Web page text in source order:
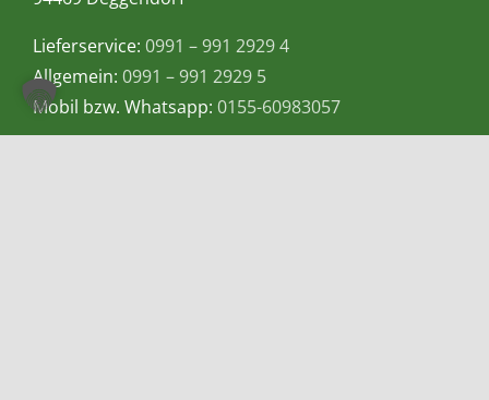
Lieferservice: 0991 – 991 2929 4
Allgemein: 0991 – 991 2929 5
Mobil bzw. Whatsapp: 0155-60983057